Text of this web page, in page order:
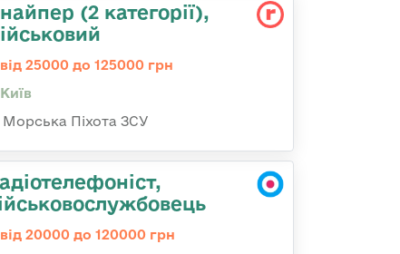
(2 категорії),
від 25000 до 125000 грн
Київ
Морська Піхота ЗСУ
від 20000 до 120000 грн